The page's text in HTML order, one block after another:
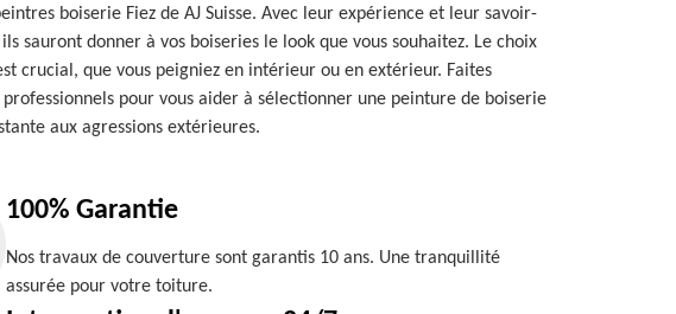
boiserie Fiez de AJ Suisse. Avec leur expérience et leur savoir-
sauront donner à vos boiseries le look que vous souhaitez. Le choix
crucial, que vous peigniez en intérieur ou en extérieur. Faites
professionnels pour vous aider à sélectionner une peinture de boiserie
aux agressions extérieures.
100% Garantie
Nos travaux de couverture sont garantis 10 ans. Une tranquillité
assurée pour votre toiture.